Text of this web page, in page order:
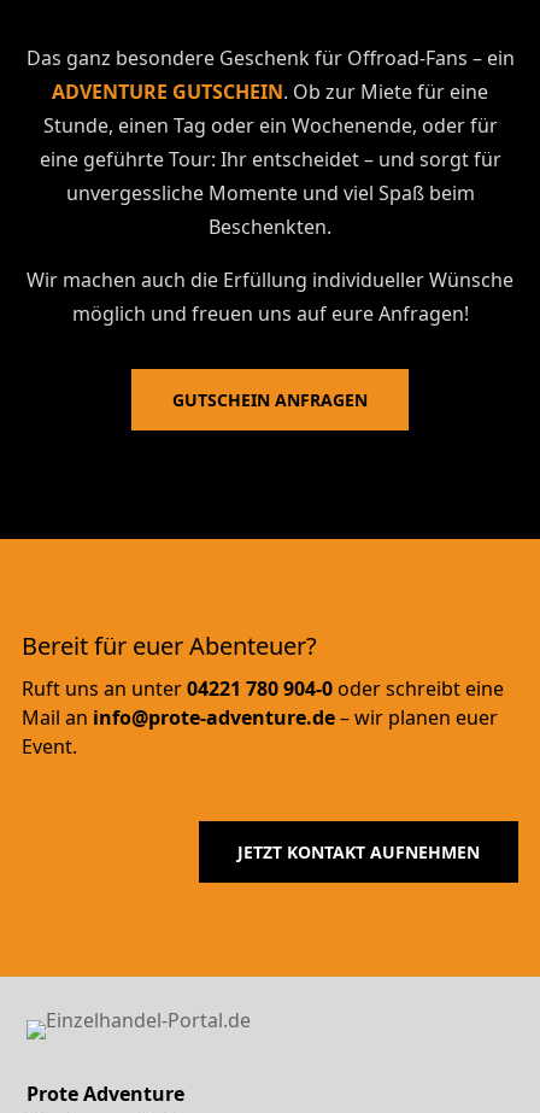
Das ganz besondere Geschenk für Offroad-Fans – ein
ADVENTURE GUTSCHEIN. Ob zur Miete für eine
Stunde, einen Tag oder ein Wochenende, oder für
eine geführte Tour: Ihr entscheidet – und sorgt für
unvergessliche Momente und viel Spaß beim
Beschenkten.
Wir machen auch die Erfüllung individueller Wünsche
möglich und freuen uns auf eure Anfragen!
GUTSCHEIN ANFRAGEN
Bereit für euer Abenteuer?
Ruft uns an unter04221 780 904-0oder schreibt eine
Mail an info@prote-adventure.de– wir planen euer
Event.
JETZT KONTAKT AUFNEHMEN
Prote Adventure